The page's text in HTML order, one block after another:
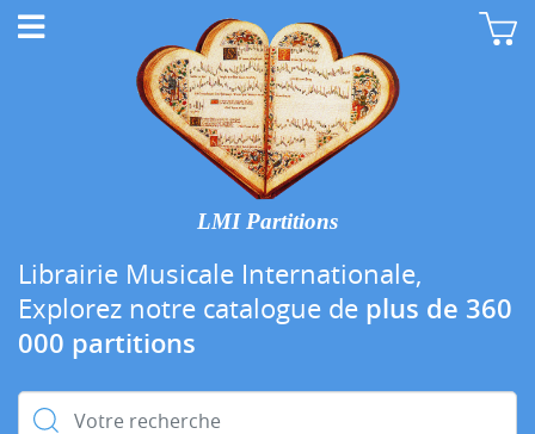
LMI Partitions
Librairie Musicale Internationale,
Explorez notre catalogue de plus de 360
000 partitions
Rechercher :